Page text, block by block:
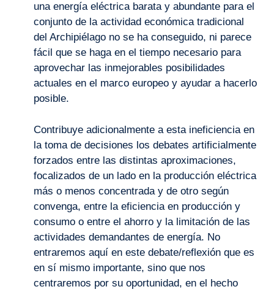
una energía eléctrica barata y abundante para el
conjunto de la actividad económica tradicional
del Archipiélago no se ha conseguido, ni parece
fácil que se haga en el tiempo necesario para
aprovechar las inmejorables posibilidades
actuales en el marco europeo y ayudar a hacerlo
posible.
Contribuye adicionalmente a esta ineficiencia en
la toma de decisiones los debates artificialmente
forzados entre las distintas aproximaciones,
focalizados de un lado en la producción eléctrica
más o menos concentrada y de otro según
convenga, entre la eficiencia en producción y
consumo o entre el ahorro y la limitación de las
actividades demandantes de energía. No
entraremos aquí en este debate/reflexión que es
en sí mismo importante, sino que nos
centraremos por su oportunidad, en el hecho